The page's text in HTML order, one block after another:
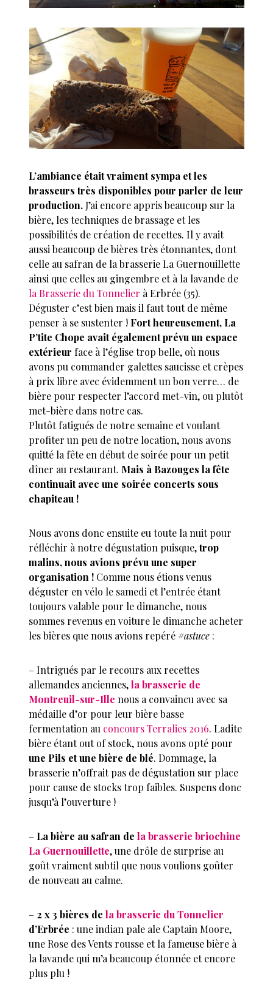
L’ambiance était vraiment sympa et les
brasseurs très disponibles pour parler de leur
production.J’ai encore appris beaucoup sur la
bière, les techniques de brassage et les
possibilités de création de recettes. Il y avait
aussi beaucoup de bières très étonnantes, dont
celle au safran de la brasserie La Guernouillette
ainsi que celles au gingembre et à la lavande de
la Brasserie du Tonnelier à Erbrée (35).
Déguster c’est bien mais il faut tout de même
penser à se sustenter ! Fort heureusement, La
P’tite Chope avait également prévu un espace
extérieur face à l’église trop belle, où nous
avons pu commander galettes saucisse et crèpes
à prix libre avec évidemment un bon verre… de
bière pour respecter l’accord met-vin, ou plutôt
met-bière dans notre cas.
Plutôt fatigués de notre semaine et voulant
profiter un peu de notre location, nous avons
quitté la fête en début de soirée pour un petit
dîner au restaurant. Mais à Bazouges la fête
continuait avec une soirée concerts sous
chapiteau !
Nous avons donc ensuite eu toute la nuit pour
réfléchir à notre dégustation puisque,trop
malins, nous avions prévu une super
organisation ! Comme nous étions venus
déguster en vélo le samedi et l’entrée étant
toujours valable pour le dimanche, nous
sommes revenus en voiture le dimanche acheter
les bières que nous avions repéré#astuce :
– Intrigués par le recours aux recettes
allemandes anciennes,la brasserie de
Montreuil-sur-Ille nous a convaincu avec sa
médaille d’or pour leur bière basse
fermentation au concours Terralies 2016. Ladite
bière étant out of stock, nous avons opté pour
une Pils et une bière de blé. Dommage, la
brasserie n’offrait pas de dégustation sur place
pour cause de stocks trop faibles. Suspens donc
jusqu’à l’ouverture !
– La bière au safran dela brasserie briochine
La Guernouillette, une drôle de surprise au
goût vraiment subtil que nous voulions goûter
de nouveau au calme.
– 2 x 3 bières dela brasserie du Tonnelier
d’Erbrée : une indian pale ale Captain Moore,
une Rose des Vents rousse et la fameuse bière à
la lavande qui m’a beaucoup étonnée et encore
plus plu !